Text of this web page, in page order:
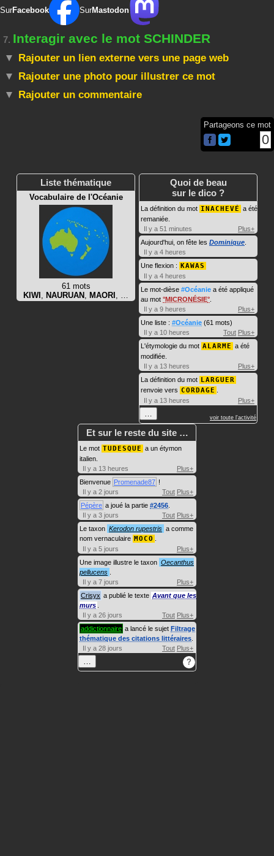
SurFacebook SurMastodon
7. Interagir avec le mot SCHINDER
Rajouter un lien externe vers une page web
Rajouter une photo pour illustrer ce mot
Rajouter un commentaire
Partageons ce mot
0
Liste thématique
Vocabulaire de l'Océanie
61 mots
KIWI , NAURUAN , MAORI , …
Quoi de beau
sur le dico ?
La définition du mot INACHEVÉ a été
remaniée.
Il y a 51 minutes
Plus+
Aujourd'hui, on fête les Dominique
Il y a 4 heures
Une flexion : KAWAS
Il y a 4 heures
Le mot-dièse #Océanie a été appliqué
au mot MICRONÉSIE
Il y a 9 heures
Plus+
Une liste : #Océanie (61 mots)
Il y a 10 heures
Tout Plus+
L'étymologie du mot ALARME a été
modifiée.
Il y a 13 heures
Plus+
La définition du mot LARGUER
renvoie vers CORDAGE
Il y a 13 heures
Plus+
… voir toute l'activité
Et sur le reste du site …
Le mot TUDESQUE a un étymon
italien.
Il y a 13 heures
Plus+
Bienvenue Promenade87 !
Il y a 2 jours
Tout Plus+
Pépère a joué la partie #2456
Il y a 3 jours
Tout Plus+
Le taxon Kerodon rupestris a comme
nom vernaculaire MOCO
Il y a 5 jours
Plus+
Une image illustre le taxon Oecanthus
pellucens
Il y a 7 jours
Plus+
Crisyx a publié le texte Avant que les
murs
Il y a 26 jours
Tout Plus+
addictionnaire a lancé le sujet Filtrage
thématique des citations littéraires
Il y a 28 jours
Tout Plus+
… ?